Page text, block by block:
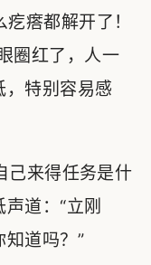
瘩都解开了！
圈红了，人一
，特别容易感
来得任务是什
道：“立刚
道吗？”